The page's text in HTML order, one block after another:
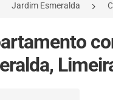
Jardim Esmeralda